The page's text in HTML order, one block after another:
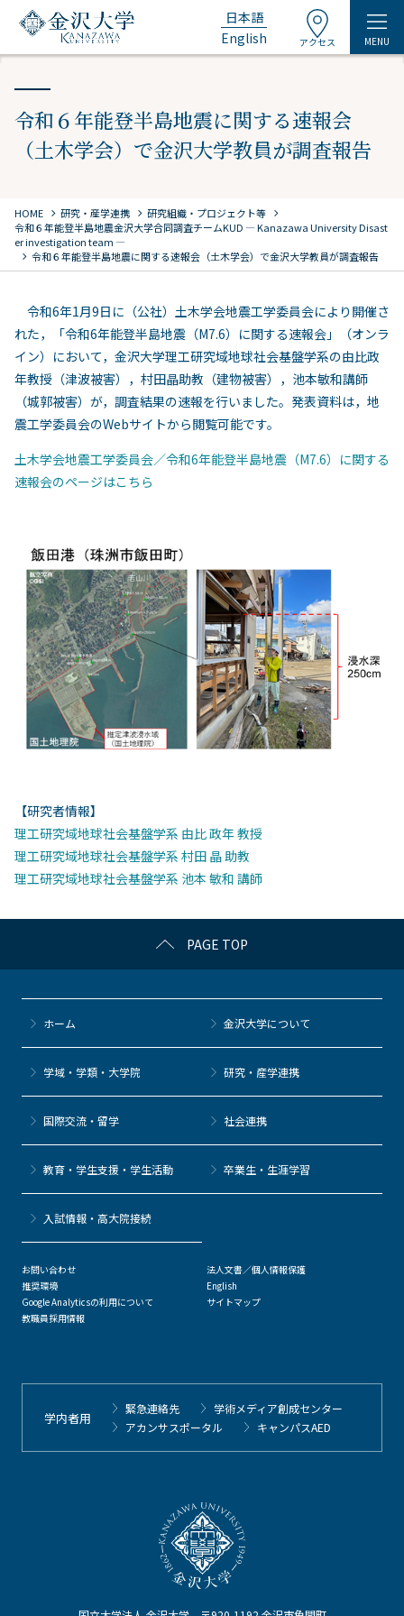
日本語
English
アクセス MENU
令和６年能登半島地震に関する速報会
（土木学会）で金沢大学教員が調査報告
HOME chevron_right 研究・産学連携 chevron_right 研究組織・プロジェクト等 chevron_right
令和６年能登半島地震金沢大学合同調査チームKUD ― Kanazawa University Disast
er investigation team ―
chevron_right 令和６年能登半島地震に関する速報会（土木学会）で金沢大学教員が調査報告
令和6年1月9日に（公社）土木学会地震工学委員会により開催さ
れた，「令和6年能登半島地震（M7.6）に関する速報会」（オンラ
イン）において，金沢大学理工研究域地球社会基盤学系の由比政
年教授（津波被害），村田晶助教（建物被害），池本敏和講師
（城郭被害）が，調査結果の速報を行いました。発表資料は，地
震工学委員会のWebサイトから閲覧可能です。
土木学会地震工学委員会／令和6年能登半島地震（M7.6）に関する
速報会のページはこちら
【研究者情報】
理工研究域地球社会基盤学系 由比 政年 教授
理工研究域地球社会基盤学系 村田 晶 助教
理工研究域地球社会基盤学系 池本 敏和 講師
PAGE TOP
ホーム 金沢大学について
学域・学類・大学院 研究・産学連携
国際交流・留学 社会連携
教育・学生支援・学生活動 卒業生・生涯学習
⼊試情報・高大院接続
お問い合わせ
推奨環境
Google Analyticsの利用について
教職員採用情報
法人文書／個人情報保護
English
サイトマップ
学内者用
緊急連絡先
学術メディア創成センター
アカンサスポータル
キャンパスAED